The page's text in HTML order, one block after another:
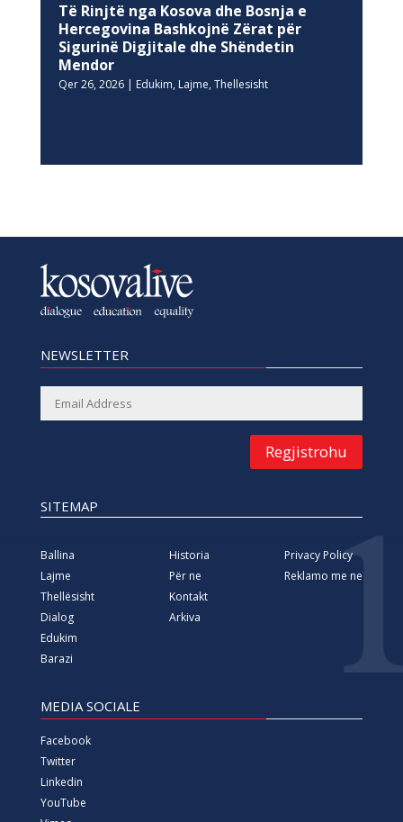
Të Rinjtë nga Kosova dhe Bosnja e
Hercegovina Bashkojnë Zërat për
Sigurinë Digjitale dhe Shëndetin
Mendor
Qer 26, 2026| Edukim, Lajme, Thellesisht
NEWSLETTER
Regjistrohu
SITEMAP
Ballina
Lajme
Thellësisht
Dialog
Edukim
Barazi
Historia
Për ne
Kontakt
Arkiva
Privacy Policy
Reklamo me ne
MEDIA SOCIALE
Facebook
Twitter
Linkedin
YouTube